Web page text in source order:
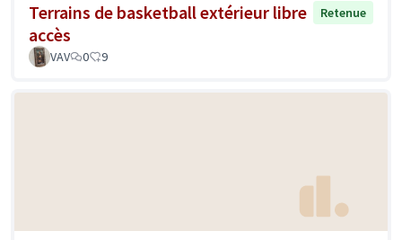
Terrains de basketball extérieur libre
accès
Retenue
VAV 0 9